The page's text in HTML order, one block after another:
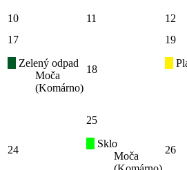
10 11 12
17
Zelený odpad
Moča
(Komárno)
18
19
24
25
Sklo
Moča
26